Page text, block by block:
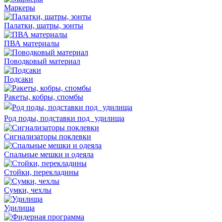
Маркеры
Палатки, шатры, зонты
ПВА материалы
Поводковый материал
Подсаки
Ракеты, кобры, спомбы
Род поды, подставки под удилища
Сигнализаторы поклевки
Спальные мешки и одеяла
Стойки, перекладины
Сумки, чехлы
Удилища